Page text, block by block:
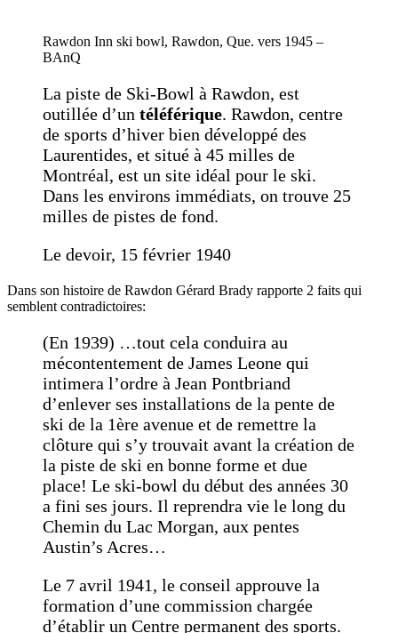
Rawdon Inn ski bowl, Rawdon, Que. vers 1945 –
BAnQ
La piste de Ski-Bowl à Rawdon, est
outillée d’un téléférique. Rawdon, centre
de sports d’hiver bien développé des
Laurentides, et situé à 45 milles de
Montréal, est un site idéal pour le ski.
Dans les environs immédiats, on trouve 25
milles de pistes de fond.
Le devoir, 15 février 1940
Dans son histoire de Rawdon Gérard Brady rapporte 2 faits qui
semblent contradictoires:
(En 1939) …tout cela conduira au
mécontentement de James Leone qui
intimera l’ordre à Jean Pontbriand
d’enlever ses installations de la pente de
ski de la 1ère avenue et de remettre la
clôture qui s’y trouvait avant la création de
la piste de ski en bonne forme et due
place! Le ski-bowl du début des années 30
a fini ses jours. Il reprendra vie le long du
Chemin du Lac Morgan, aux pentes
Austin’s Acres…
Le 7 avril 1941, le conseil approuve la
formation d’une commission chargée
d’établir un Centre permanent des sports.